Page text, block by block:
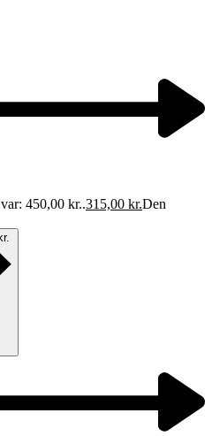
450,00 kr..315,00 kr.Den
kr.